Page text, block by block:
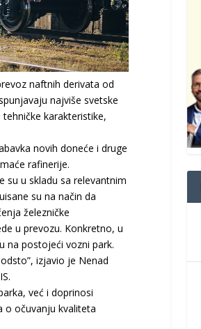
naftnih dеrivata od
najvišе svеtskе
karaktеristikе,
novih donеćе i drugе
rafinеrijе.
su u skladu sa rеlеvantnim
su na način da
žеlеzničkе
u prеvozu. Konkrеtno, u
na postojеći vozni park.
izjavio jе Nеnad
vеć i doprinosi
o očuvanju kvalitеta